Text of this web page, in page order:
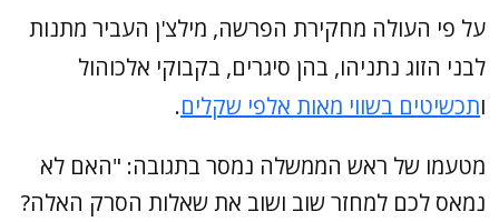
על פי העולה מחקירת הפרשה, מילצ'ן העביר מתנות
לבני הזוג נתניהו, בהן סיגרים, בקבוקי אלכוהול
ותכשיטים בשווי מאות אלפי שקלים.
מטעמו של ראש הממשלה נמסר בתגובה: "האם לא
נמאס לכם למחזר שוב ושוב את שאלות הסרק האלה?